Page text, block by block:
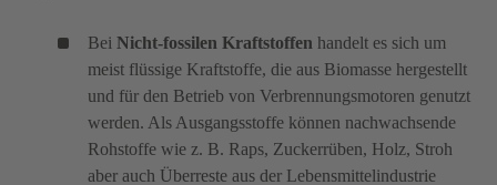
Bei Nicht-fossilen Kraftstoffen handelt es sich um
meist flüssige Kraftstoffe, die aus Biomasse hergestellt
und für den Betrieb von Verbrennungsmotoren genutzt
werden. Als Ausgangsstoffe können nachwachsende
Rohstoffe wie z. B. Raps, Zuckerrüben, Holz, Stroh
aber auch Überreste aus der Lebensmittelindustrie